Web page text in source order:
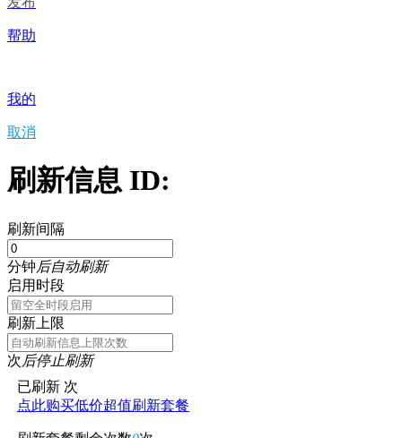
帮助
我的
取消
刷新信息 ID:
刷新间隔
分钟后自动刷新
启用时段
刷新上限
次后停止刷新
已刷新 次
点此购买低价超值刷新套餐